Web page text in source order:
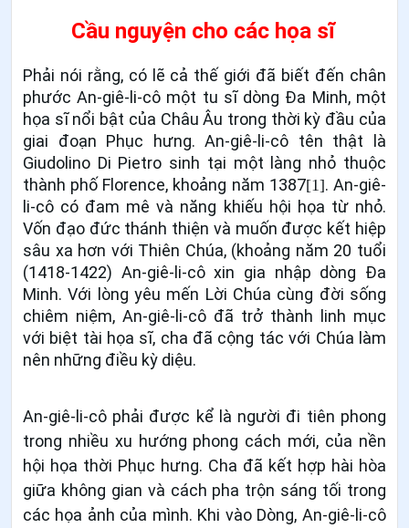
Cầu nguyện cho các họa sĩ
Phải nói rằng, có lẽ cả thế giới đã biết đến chân
phước An-giê-li-cô một tu sĩ dòng Đa Minh, một
họa sĩ nổi bật của Châu Âu trong thời kỳ đầu của
giai đoạn Phục hưng. An-giê-li-cô tên thật là
Giudolino Di Pietro sinh tại một làng nhỏ thuộc
thành phố Florence, khoảng năm 1387[1]. An-giê-
li-cô có đam mê và năng khiếu hội họa từ nhỏ.
Vốn đạo đức thánh thiện và muốn được kết hiệp
sâu xa hơn với Thiên Chúa, (khoảng năm 20 tuổi
(1418-1422) An-giê-li-cô xin gia nhập dòng Đa
Minh. Với lòng yêu mến Lời Chúa cùng đời sống
chiêm niệm, An-giê-li-cô đã trở thành linh mục
với biệt tài họa sĩ, cha đã cộng tác với Chúa làm
nên những điều kỳ diệu.
An-giê-li-cô phải được kể là người đi tiên phong
trong nhiều xu hướng phong cách mới, của nền
hội họa thời Phục hưng. Cha đã kết hợp hài hòa
giữa không gian và cách pha trộn sáng tối trong
các họa ảnh của mình. Khi vào Dòng, An-giê-li-cô